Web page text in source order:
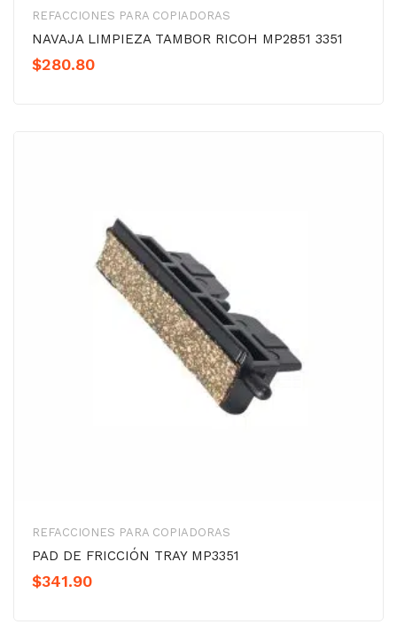
REFACCIONES PARA COPIADORAS
NAVAJA LIMPIEZA TAMBOR RICOH MP2851 3351
$280.80
REFACCIONES PARA COPIADORAS
PAD DE FRICCIÓN TRAY MP3351
$341.90